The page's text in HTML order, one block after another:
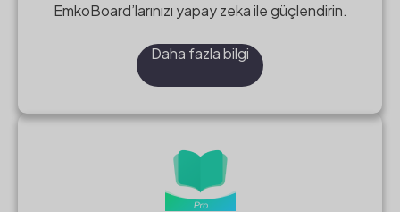
EmkoBoard’larınızı yapay zeka ile güçlendirin.
Daha fazla bilgi